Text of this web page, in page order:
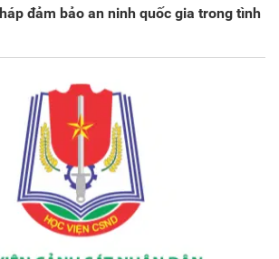
đảm bảo an ninh quốc gia trong tình